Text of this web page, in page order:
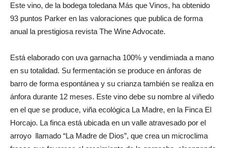
Este vino, de la bodega toledana Más que Vinos, ha obtenido
93 puntos Parker en las valoraciones que publica de forma
anual la prestigiosa revista The Wine Advocate.
Está elaborado con uva garnacha 100% y vendimiada a mano
en su totalidad. Su fermentación se produce en ánforas de
barro de forma espontánea y su crianza también se realiza en
ánfora durante 12 meses. Este vino debe su nombre al viñedo
en el que se produce, viña ecológica La Madre, en la Finca El
Horcajo. La finca está ubicada en un valle atravesado por el
arroyo llamado “La Madre de Dios”, que crea un microclima